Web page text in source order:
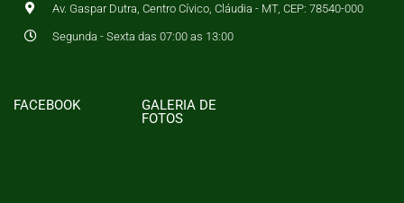
Av. Gaspar Dutra, Centro Cívico, Cláudia - MT, CEP: 78540-000
Segunda - Sexta das 07:00 as 13:00
FACEBOOK
GALERIA DE
FOTOS